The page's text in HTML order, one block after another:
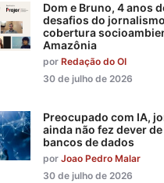
Dom e Bruno, 4 anos
desafios do
cobertura
Amazônia
por Redação do OI
30 de julho de 2026
Preocupado com IA,
ainda não fez dever
bancos de dados
por Joao Pedro Malar
30 de julho de 2026